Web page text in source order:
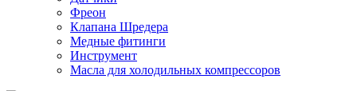
Фреон
Клапана Шредера
Медные фитинги
Инструмент
Масла для холодильных компрессоров